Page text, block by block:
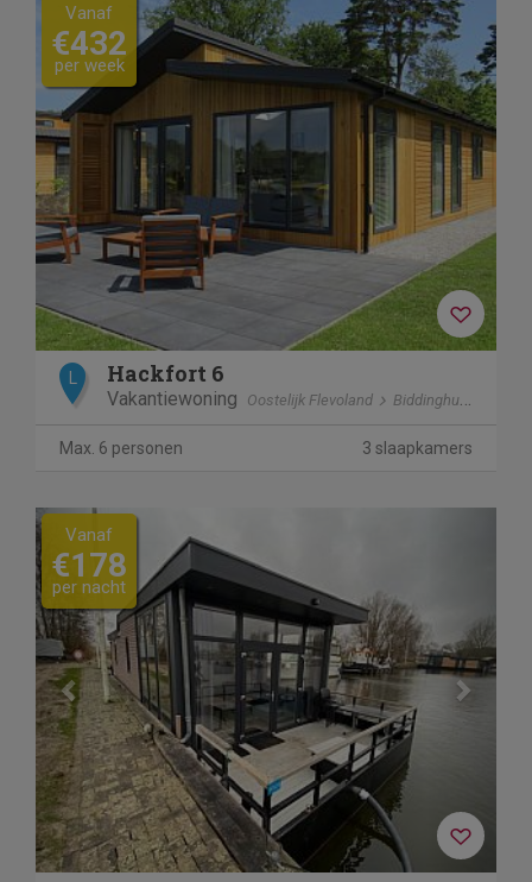
Vanaf
€432
per week
L Hackfort 6
Vakantiewoning Oostelijk Flevoland Biddinghuizen
Max. 6 personen 3 slaapkamers
Previous
Vanaf
€178
per nacht